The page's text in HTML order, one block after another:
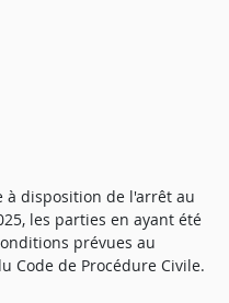
à disposition de l'arrêt au
les parties en ayant été
prévues au
Code de Procédure Civile.